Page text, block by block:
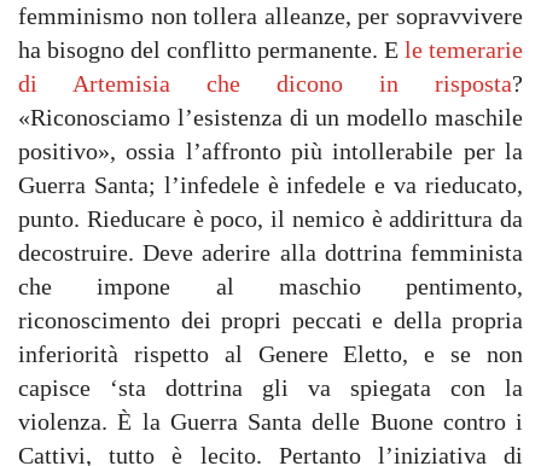
femminismo non tollera alleanze, per sopravvivere
ha bisogno del conflitto permanente. E le temerarie
di Artemisia che dicono in risposta?
«Riconosciamo l’esistenza di un modello maschile
positivo», ossia l’affronto più intollerabile per la
Guerra Santa; l’infedele è infedele e va rieducato,
punto. Rieducare è poco, il nemico è addirittura da
decostruire. Deve aderire alla dottrina femminista
che impone al maschio pentimento,
riconoscimento dei propri peccati e della propria
inferiorità rispetto al Genere Eletto, e se non
capisce ‘sta dottrina gli va spiegata con la
violenza. È la Guerra Santa delle Buone contro i
Cattivi, tutto è lecito. Pertanto l’iniziativa di